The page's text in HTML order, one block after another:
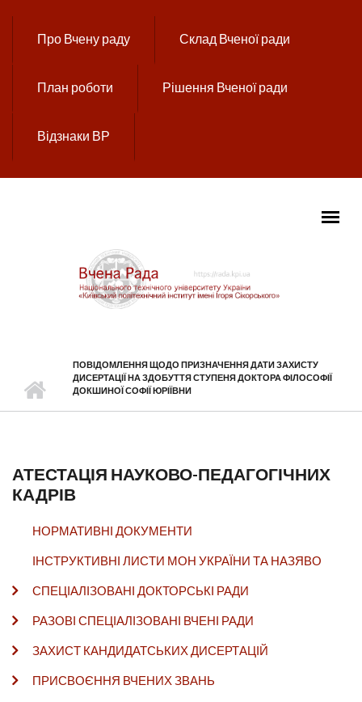
Про Вчену раду Склад Вченої ради
План роботи Рішення Вченої ради
Відзнаки ВР
ПОВІДОМЛЕННЯ ЩОДО ПРИЗНАЧЕННЯ ДАТИ ЗАХИСТУ
ДИСЕРТАЦІЇ НА ЗДОБУТТЯ СТУПЕНЯ ДОКТОРА ФІЛОСОФІЇ
ДОКШИНОЇ СОФІЇ ЮРІЇВНИ
АТЕСТАЦІЯ НАУКОВО-ПЕДАГОГІЧНИХ
КАДРІВ
НОРМАТИВНІ ДОКУМЕНТИ
ІНСТРУКТИВНІ ЛИСТИ МОН УКРАЇНИ ТА НАЗЯВО
СПЕЦІАЛІЗОВАНІ ДОКТОРСЬКІ РАДИ
РАЗОВІ СПЕЦІАЛІЗОВАНІ ВЧЕНІ РАДИ
ЗАХИСТ КАНДИДАТСЬКИХ ДИСЕРТАЦІЙ
ПРИСВОЄННЯ ВЧЕНИХ ЗВАНЬ